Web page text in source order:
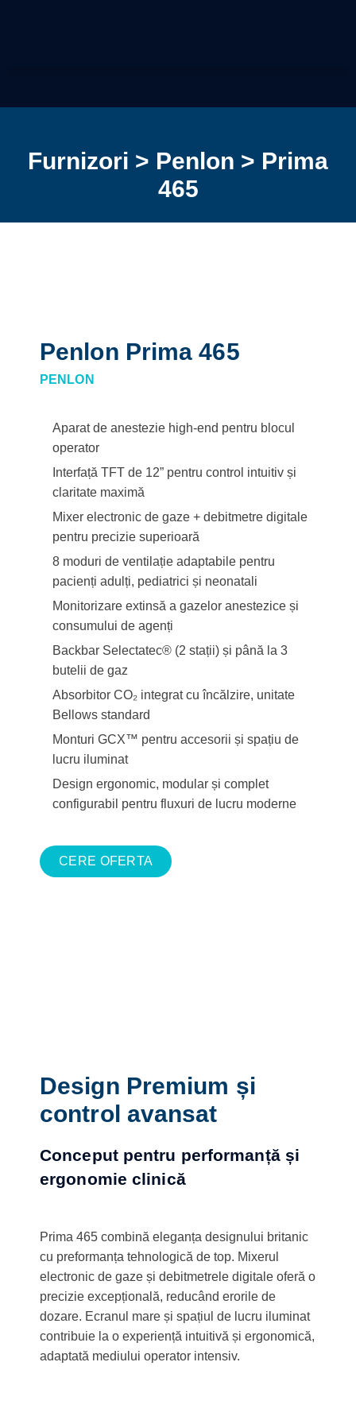
Furnizori > Penlon > Prima
465
Penlon Prima 465
PENLON
Aparat de anestezie high-end pentru blocul
operator
Interfață TFT de 12” pentru control intuitiv și
claritate maximă
Mixer electronic de gaze + debitmetre digitale
pentru precizie superioară
8 moduri de ventilație adaptabile pentru
pacienți adulți, pediatrici și neonatali
Monitorizare extinsă a gazelor anestezice și
consumului de agenți
Backbar Selectatec® (2 stații) și până la 3
butelii de gaz
Absorbitor CO₂ integrat cu încălzire, unitate
Bellows standard
Monturi GCX™ pentru accesorii și spațiu de
lucru iluminat
Design ergonomic, modular și complet
configurabil pentru fluxuri de lucru moderne
CERE OFERTA
Design Premium și
control avansat
Conceput pentru performanță și
ergonomie clinică
Prima 465 combină eleganța designului britanic
cu preformanța tehnologică de top. Mixerul
electronic de gaze și debitmetrele digitale oferă o
precizie excepțională, reducând erorile de
dozare. Ecranul mare și spațiul de lucru iluminat
contribuie la o experiență intuitivă și ergonomică,
adaptată mediului operator intensiv.